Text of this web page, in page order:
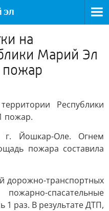
на
Марий Эл
пожар
Республики
пожар.
г. Йошкар-Оле. Огнем
пожара составила
дорожно-транспортных
спасательные
1 раз. В результате ДТП,